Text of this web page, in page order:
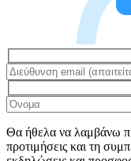
Θα ήθελα να λαμβάνω
προτιμήσεις και τη